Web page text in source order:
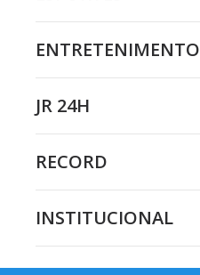
ENTRETENIMENTO
JR 24H
RECORD
INSTITUCIONAL